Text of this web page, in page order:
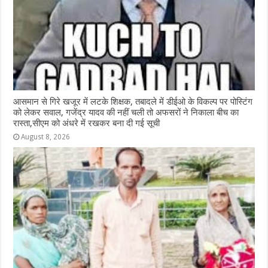
आसमान से गिरे खजूर में लटके शिक्षक, तबादले में डीईओ के विकल्प पर पोस्टिंग
को लेकर सवाल, गजेंद्र यादव की नहीं चली तो अफसरों ने निकाला बीच का
रास्ता,सीएम को अंधरे में रखकर बना दी गई सूची
August 8, 2026